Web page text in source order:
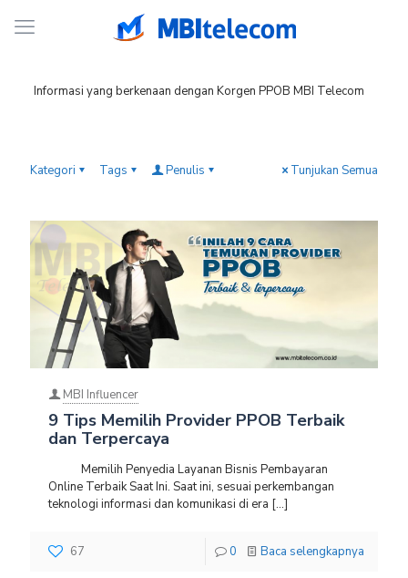
Informasi yang berkenaan dengan Korgen PPOB MBI Telecom
Kategori Tags Penulis Tunjukan Semua
MBI Influencer
9 Tips Memilih Provider PPOB Terbaik
dan Terpercaya
Memilih Penyedia Layanan Bisnis Pembayaran
Online Terbaik Saat Ini. Saat ini, sesuai perkembangan
teknologi informasi dan komunikasi di era […]
67 0 Baca selengkapnya